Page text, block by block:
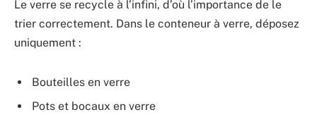
Le verre se recycle à l’infini, d’où l’importance de le
trier correctement. Dans le conteneur à verre, déposez
uniquement :
Bouteilles en verre
Pots et bocaux en verre